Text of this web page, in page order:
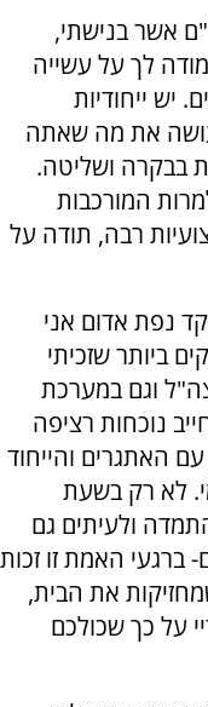
אשר בנישתי,
לך על עשייה
יש ייחודיות
את מה שאתה
בבקרה ושליטה.
המורכבות
רבה, תודה על
נפת אדום אני
ביותר שזכיתי
בצה"ל וגם במערכת
נוכחות רציפה
האתגרים והייחוד
לא רק בשעת
ולעיתים גם
ברגעי האמת זו זכות
את הבית,
על כך שכולכם